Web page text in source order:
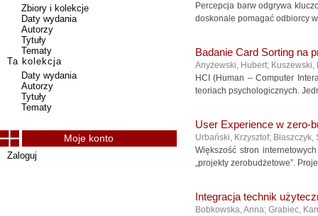
Percepcja barw odgrywa
doskonale pomagać odbiorcy
Badanie Card Sorting na
Anyżewski, Hubert; Kuszewski,
HCI (Human – Computer
teoriach psychologicznych.
User Experience w zero-
Urbański, Krzysztof; Błaszczyk,
Większość stron
„projekty zerobudżetowe”.
Integracja technik
Bobkowska, Anna; Grabiec,
Zbiory i kolekcje
Daty wydania
Autorzy
Tytuły
Tematy
Ta kolekcja
Daty wydania
Autorzy
Tytuły
Tematy
Moje konto
Zaloguj